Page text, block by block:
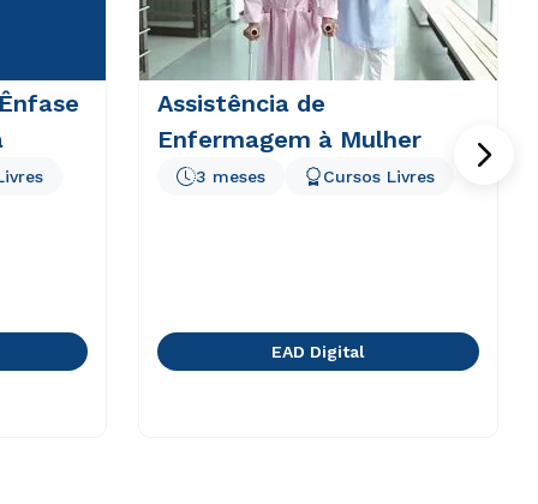
Assistência de
Enfermagem à Mulher
3 meses Cursos Livres
EAD Digital